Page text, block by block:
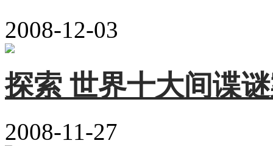
2008-12-03
探索 世界十大间谍
2008-11-27